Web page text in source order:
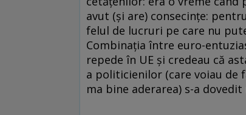
avut (şi are) consecinţe:
felul de lucruri pe care nu
Combinaţia între euro-
repede în UE şi credeau că
a politicienilor (care voiau de
ma bine aderarea) s-a dovedit